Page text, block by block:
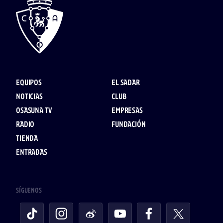
EQUIPOS
NOTICIAS
OSASUNA TV
RADIO
TIENDA
ENTRADAS
EL SADAR
CLUB
EMPRESAS
FUNDACIÓN
SÍGUENOS